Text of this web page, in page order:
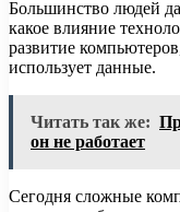
Большинство людей
какое влияние
развитие
использует данные.
Читать так же:
он не работает
Сегодня сложные